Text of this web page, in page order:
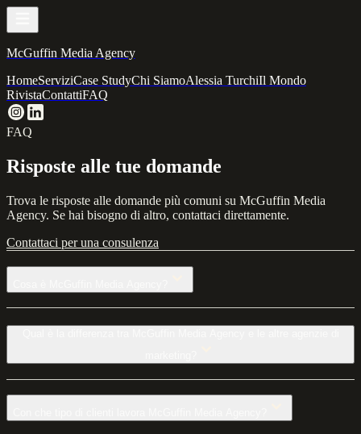
McGuffin Media Agency
HomeServiziCase StudyChi SiamoAlessia TurchiIl Mondo
RivistaContattiFAQ
FAQ
Risposte alle tue domande
Trova le risposte alle domande più comuni su McGuffin Media
Agency. Se hai bisogno di altro, contattaci direttamente.
Contattaci per una consulenza